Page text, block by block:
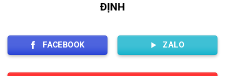
ĐỊNH
FACEBOOK ZALO